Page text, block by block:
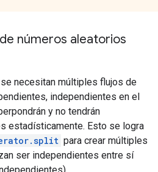
números aleatorios
necesitan múltiples flujos de
independientes en el
y no tendrán
estadísticamente. Esto se logra
para crear múltiples
ser independientes entre sí